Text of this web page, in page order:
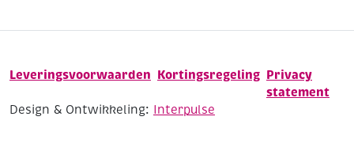
Leveringsvoorwaarden Kortingsregeling Privacy
statement
Design & Ontwikkeling: Interpulse